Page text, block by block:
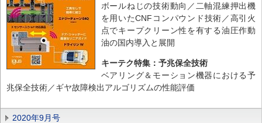
ボールねじの技術動向／二軸混練押出機
を用いたCNFコンパウンド技術／高引火
点でキープクリーン性を有する油圧作動
油の国内導入と展開
キーテク特集：予兆保全技術
ベアリング＆モーション機器における予
兆保全技術／ギヤ故障検出アルゴリズムの性能評価
2020年9月号